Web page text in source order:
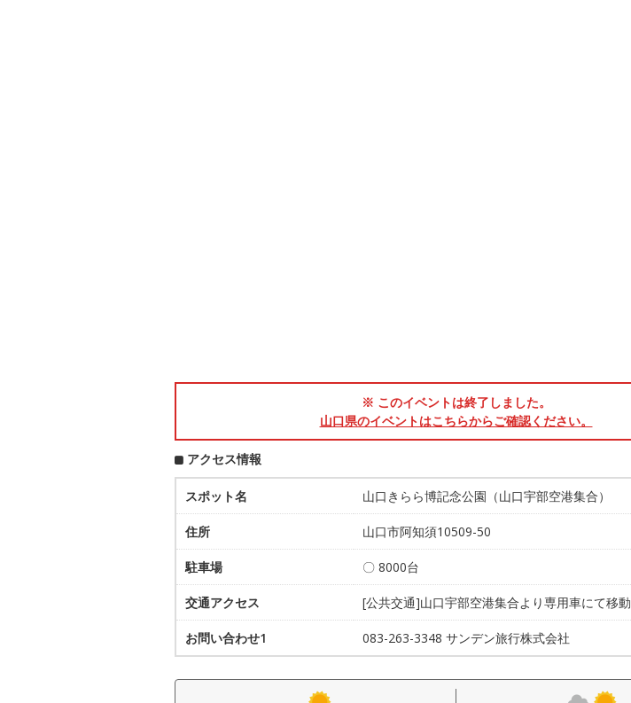
※ このイベントは終了しました。
山口県のイベントはこちらからご確認ください。
アクセス情報
スポット名 山口きらら博記念公園（山口宇部空港集合）
住所 山口市阿知須10509-50
駐車場 〇 8000台
交通アクセス [公共交通]山口宇部空港集合より専用車にて移動
お問い合わせ1 083-263-3348 サンデン旅行株式会社